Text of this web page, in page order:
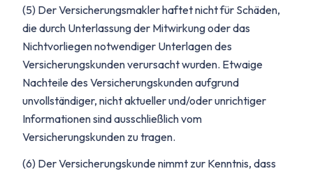
(5) Der Versicherungsmakler haftet nicht für Schäden,
die durch Unterlassung der Mitwirkung oder das
Nichtvorliegen notwendiger Unterlagen des
Versicherungskunden verursacht wurden. Etwaige
Nachteile des Versicherungskunden aufgrund
unvollständiger, nicht aktueller und/oder unrichtiger
Informationen sind ausschließlich vom
Versicherungskunden zu tragen.
(6) Der Versicherungskunde nimmt zur Kenntnis, dass